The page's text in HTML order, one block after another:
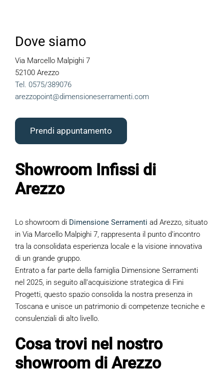
Area riservata
Dove siamo
Via Marcello Malpighi 7
52100 Arezzo
Tel. 0575/389076
arezzopoint@dimensioneserramenti.com
Prendi appuntamento
Showroom Infissi di
Arezzo
Lo showroom di Dimensione Serramenti ad Arezzo, situato
in Via Marcello Malpighi 7, rappresenta il punto d’incontro
tra la consolidata esperienza locale e la visione innovativa
di un grande gruppo.
Entrato a far parte della famiglia Dimensione Serramenti
nel 2025, in seguito all’acquisizione strategica di Fini
Progetti, questo spazio consolida la nostra presenza in
Toscana e unisce un patrimonio di competenze tecniche e
consulenziali di alto livello.
Cosa trovi nel nostro
showroom di Arezzo